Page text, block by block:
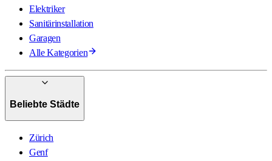
Elektriker
Sanitärinstallation
Garagen
Alle Kategorien
Beliebte Städte
Zürich
Genf